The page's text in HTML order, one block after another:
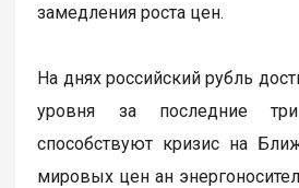
замедления роста цен.
На днях российский рубль
уровня за последние
способствуют кризис на
мировых цен ан